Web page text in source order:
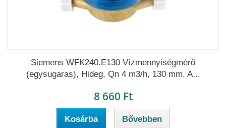
Siemens WFK240.E130 Vízmennyiségmérő
(egysugaras), Hideg, Qn 4 m3/h, 130 mm. A...
8 660 Ft
Kosárba Bővebben